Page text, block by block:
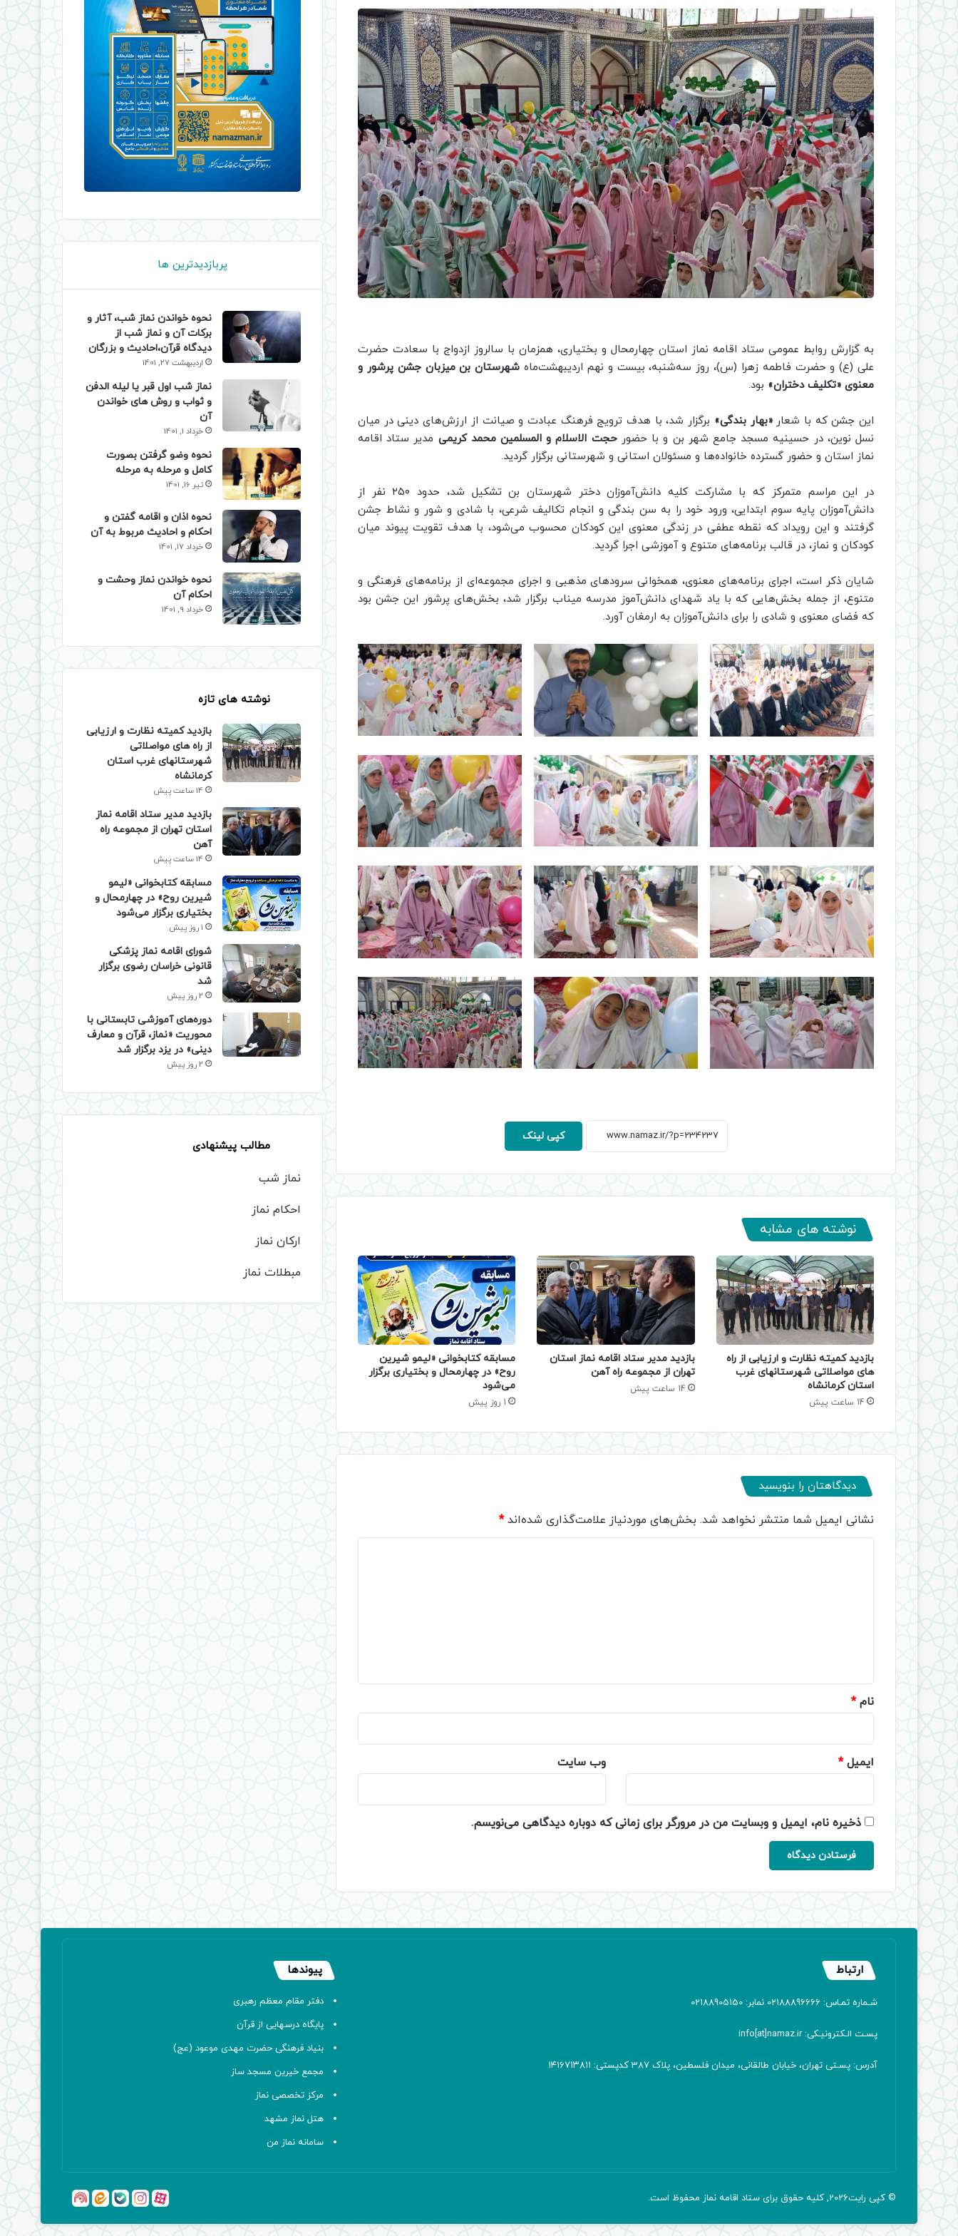
به گزارش روابط عمومی ستاد اقامه نماز استان چهارمحال و بختیاری، همزمان با سالروز ازدواج با سعادت حضرت
علی (ع) و حضرت فاطمه زهرا (س)، روز سه‌شنبه، بیست و نهم اردیبهشت‌‎ماه
شهرستان بن میزبان جشن پرشور و
معنوی «تکلیف دختران» بود.
این جشن که با شعار«بهار بندگی» برگزار شد، با هدف ترویج فرهنگ عبادت و صیانت از ارزش‌های دینی در میان
نسل نوین، در حسینیه مسجد جامع شهر بن و با حضورحجت الاسلام و المسلمین محمد کریمی مدیر ستاد اقامه
نماز استان و حضور گسترده خانواده‌ها و مسئولان استانی و شهرستانی برگزار گردید.
در این مراسم متمرکز که با مشارکت کلیه دانش‌آموزان دختر شهرستان بن تشکیل شد، حدود ۲۵۰ نفر از
دانش‌آموزان پایه سوم ابتدایی، ورود خود را به سن بندگی و انجام تکالیف شرعی، با شادی و شور و نشاط جشن
گرفتند و این رویداد که نقطه عطفی در زندگی معنوی این کودکان محسوب می‌شود، با هدف تقویت پیوند میان
کودکان و نماز، در قالب برنامه‌های متنوع و آموزشی اجرا گردید.
شایان ذکر است، اجرای برنامه‌های معنوی، همخوانی سرودهای مذهبی و اجرای مجموعه‌ای از برنامه‌های فرهنگی و
متنوع، از جمله بخش‌هایی که با یاد شهدای دانش‌آموز مدرسه میناب برگزار شد، بخش‌های پرشور این جشن بود
که فضای معنوی و شادی را برای دانش‌آموزان به ارمغان آورد.
کپی لینک
نوشته های مشابه
بازدید کمیته نظارت و ارزیابی از راه
های مواصلاتی شهرستانهای غرب
استان کرمانشاه
14 ساعت پیش
بازدید مدیر ستاد اقامه نماز استان
تهران از مجموعه راه آهن
14 ساعت پیش
مسابقه کتابخوانی «لیمو شیرین
روح» در چهارمحال و بختیاری برگزار
می‌شود
1 روز پیش
دیدگاهتان را بنویسید
نشانی ایمیل شما منتشر نخواهد شد. بخش‌های موردنیاز علامت‌گذاری شده‌اند*
نام*
ایمیل* وب‌ سایت
ذخیره نام، ایمیل و وبسایت من در مرورگر برای زمانی که دوباره دیدگاهی می‌نویسم.
پربازدیدترین ها
نحوه خواندن نماز شب، آثار و
برکات آن و نماز شب از
دیدگاه قرآن،احادیث و بزرگان
اردیبهشت 27, 1401
نماز شب اول قبر یا لیله الدفن
و ثواب و روش های خواندن
آن
خرداد 1, 1401
نحوه وضو گرفتن بصورت
کامل و مرحله به مرحله
تیر 16, 1401
نحوه اذان و اقامه گفتن و
احکام و احادیث مربوط به آن
خرداد 17, 1401
نحوه خواندن نماز وحشت و
احکام آن
خرداد 9, 1401
نوشته های تازه
بازدید کمیته نظارت و ارزیابی
از راه های مواصلاتی
شهرستانهای غرب استان
کرمانشاه
14 ساعت پیش
بازدید مدیر ستاد اقامه نماز
استان تهران از مجموعه راه
آهن
14 ساعت پیش
مسابقه کتابخوانی «لیمو
شیرین روح» در چهارمحال و
بختیاری برگزار می‌شود
1 روز پیش
شورای اقامه نماز پزشکی
قانونی خراسان رضوی برگزار
شد
2 روز پیش
دوره‌های آموزشی تابستانی با
محوریت «نماز، قرآن و معارف
دینی» در یزد برگزار شد
2 روز پیش
مطالب پیشنهادی
نماز شب
احکام نماز
ارکان نماز
مبطلات نماز
ارتباط
شـماره تمـاس: 02188896666 نمابر: 02188905150
پسـت الـکترونیـکی: info[at]namaz.ir
آدرس: پسـتی تهران، خیابان طالقانی، میدان فلسطین، پلاک 387 کدپستی: ۱۴۱۶۷۱۳۸۱۱
پیوندها
دفتر مقام معظم رهبری
پایگاه درسهایی از قرآن
بنیاد فرهنگی حضرت مهدی موعود (عج)
مجمع خیرین مسجد ساز
مرکز تخصصی نماز
هتل نماز مشهد
سامانه نماز من
© کپی رایت2026, کلیه حقوق برای ستاد اقامه نماز محفوظ است. آپاراتاینستاگرام
بله ایتا شنوتو